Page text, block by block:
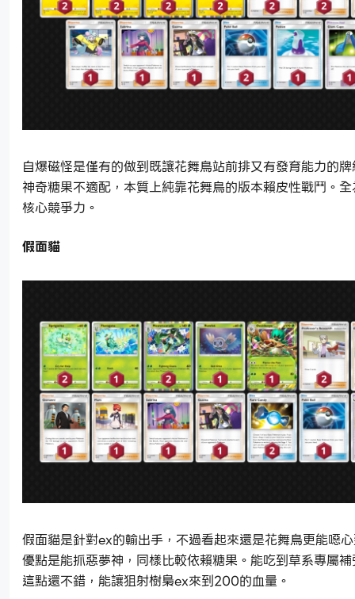
自爆磁怪是僅有的做到既讓花舞鳥站前排又有發育能力的
神奇糖果不適配，本質上純靠花舞鳥的版本賴皮性戰鬥。
核心競爭力。
假面貓
假面貓是針對ex的輸出手，不過看起來還是花舞鳥更能噁
優點是能抓惡夢神，同樣比較依賴糖果。能吃到草系專屬
這點還不錯，能讓狙射樹梟ex來到200的血量。